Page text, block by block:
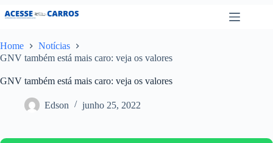
Pular
para
conteúdo
Home
Notícias
GNV também está mais caro: veja os valores
GNV também está mais caro: veja os valores
Edson junho 25, 2022